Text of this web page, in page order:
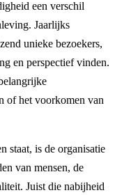
een verschil
Jaarlijks
unieke bezoekers,
en perspectief vinden.
of het voorkomen van
staat, is de organisatie
van mensen, de
Juist die nabijheid